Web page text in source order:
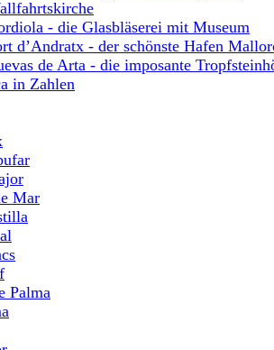
- die Glasbläserei mit Museum
d’Andratx - der schönste Hafen
de Arta - die imposante
in Zahlen
Mar
Palma